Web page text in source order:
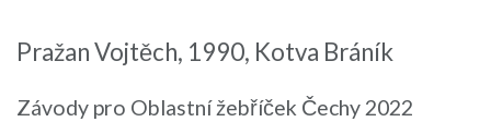
Pražan Vojtěch, 1990, Kotva Bráník
Závody pro Oblastní žebříček Čechy 2022